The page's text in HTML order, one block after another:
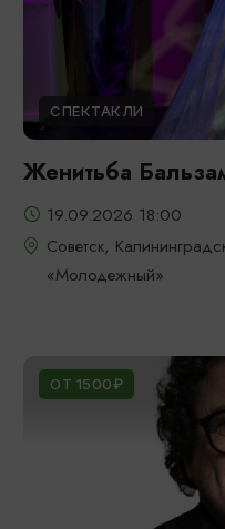
СПЕКТАКЛИ
Женитьба
19.09.2026 18:00
Советск,
«Молодежный»
ОТ 1500₽